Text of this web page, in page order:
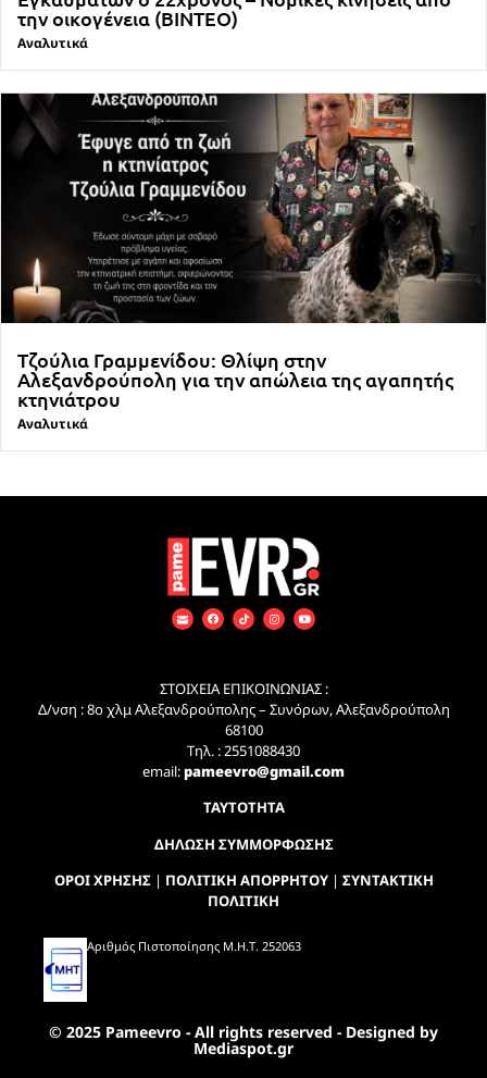
την οικογένεια (ΒΙΝΤΕΟ)
Αναλυτικά
Τζούλια Γραμμενίδου: Θλίψη στην
Αλεξανδρούπολη για την απώλεια της αγαπητής
κτηνιάτρου
Αναλυτικά
ΣΤΟΙΧΕΙΑ ΕΠΙΚΟΙΝΩΝΙΑΣ :
Δ/νση : 8ο χλμ Αλεξανδρούπολης – Συνόρων, Αλεξανδρούπολη
68100
Τηλ. : 2551088430
email:pameevro@gmail.com
ΤΑΥΤΟΤΗΤΑ
ΔΗΛΩΣΗ ΣΥΜΜΟΡΦΩΣΗΣ
ΟΡΟΙ ΧΡΗΣΗΣ| ΠΟΛΙΤΙΚΗ ΑΠΟΡΡΗΤΟΥ| ΣΥΝΤΑΚΤΙΚΗ
ΠΟΛΙΤΙΚΗ
Αριθμός Πιστοποίησης Μ.Η.Τ. 252063
© 2025 Pameevro - All rights reserved - Designed by
Mediaspot.gr